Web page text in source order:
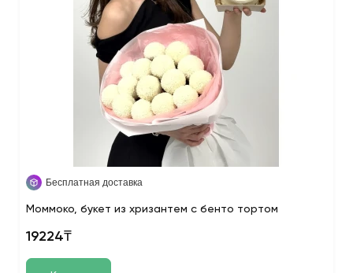
Бесплатная доставка
Моммоко, букет из хризантем с бенто тортом
19224₸